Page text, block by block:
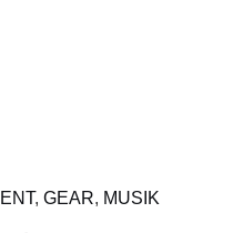
, GEAR, MUSIK